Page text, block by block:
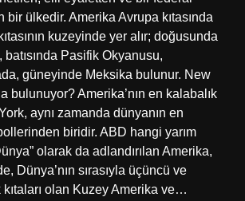
bir ülkedir. Amerika Avrupa kıtasında
kuzeyinde yer alır; doğusunda
Pasifik Okyanusu,
güneyinde Meksika bulunur. New
bulunuyor? Amerika’nın en kalabalık
aynı zamanda dünyanın en
biridir. ABD hangi yarım
olarak da adlandırılan Amerika,
Dünya’nın sırasıyla üçüncü ve
olan Kuzey Amerika ve…